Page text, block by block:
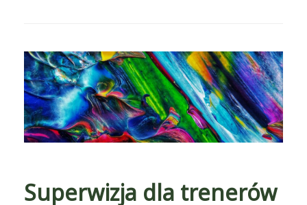
Superwizja dla trenerów